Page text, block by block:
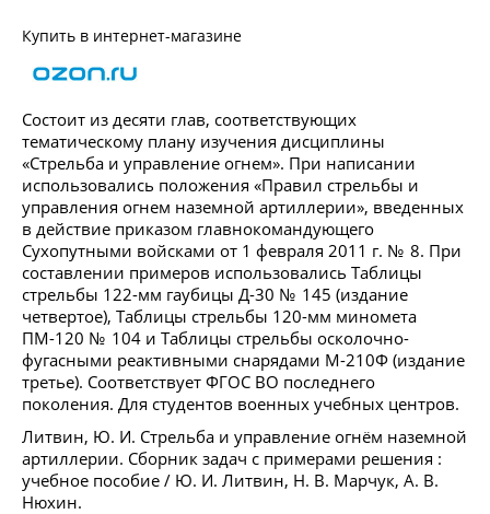
Купить в интернет-магазине
Состоит из десяти глав, соответствующих
тематическому плану изучения дисциплины
«Стрельба и управление огнем». При написании
использовались положения «Правил стрельбы и
управления огнем наземной артиллерии», введенных
в действие приказом главнокомандующего
Сухопутными войсками от 1 февраля 2011 г. № 8. При
составлении примеров использовались Таблицы
стрельбы 122-мм гаубицы Д-30 № 145 (издание
четвертое), Таблицы стрельбы 120-мм миномета
ПМ-120 № 104 и Таблицы стрельбы осколочно-
фугасными реактивными снарядами М-210Ф (издание
третье). Соответствует ФГОС ВО последнего
поколения. Для студентов военных учебных центров.
Литвин, Ю. И. Стрельба и управление огнём наземной
артиллерии. Сборник задач с примерами решения :
учебное пособие / Ю. И. Литвин, Н. В. Марчук, А. В.
Нюхин.